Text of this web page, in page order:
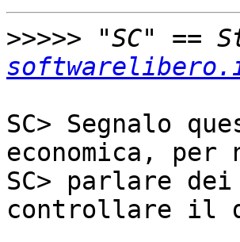
>>>>> "SC" ==
SC> Segnalo
economica, per
SC> parlare
controllare il